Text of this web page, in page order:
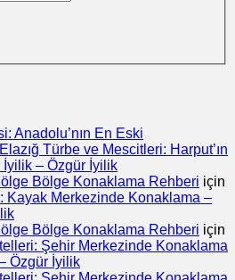
Anadolu’nın En Eski
Elazığ Türbe ve Mescitleri: Harput’ın
İyilik – Özgür İyilik
Bölge Konaklama Rehberi için
Kayak Merkezinde Konaklama –
Bölge Konaklama Rehberi için
Şehir Merkezinde Konaklama
Özgür İyilik